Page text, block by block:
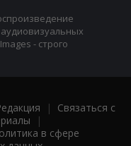
- строго
| Связаться с
|
в сфере